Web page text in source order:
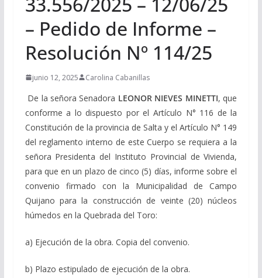
– Pedido de Informe –
Resolución Nº 114/25
junio 12, 2025 Carolina Cabanillas
De la señora Senadora LEONOR NIEVES MINETTI, que
conforme a lo dispuesto por el Artículo N° 116 de la
Constitución de la provincia de Salta y el Artículo N° 149
del reglamento interno de este Cuerpo se requiera a la
señora Presidenta del Instituto Provincial de Vivienda,
para que en un plazo de cinco (5) días, informe sobre el
convenio firmado con la Municipalidad de Campo
Quijano para la construcción de veinte (20) núcleos
húmedos en la Quebrada del Toro:
a) Ejecución de la obra. Copia del convenio.
b) Plazo estipulado de ejecución de la obra.